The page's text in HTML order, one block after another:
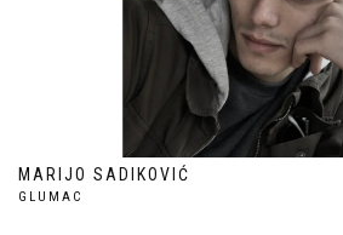
MARIJO SADIKOVIĆ
GLUMAC